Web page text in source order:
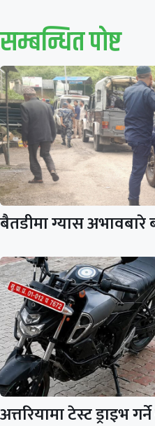
सम्बन्धित पाेष्ट
बैतडीमा ग्यास
अत्तरियामा टेस्ट ड्राइभ